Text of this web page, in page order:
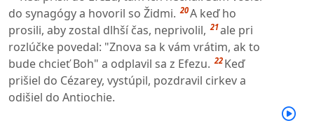
do synagógy a hovoril so Židmi. 20A keď ho
prosili, aby zostal dlhší čas, neprivolil, 21ale pri
rozlúčke povedal: "Znova sa k vám vrátim, ak to
bude chcieť Boh" a odplavil sa z Efezu. 22 Keď
prišiel do Cézarey, vystúpil, pozdravil cirkev a
odišiel do Antiochie.